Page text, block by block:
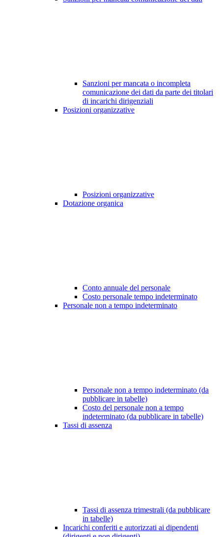
Sanzioni per mancata o incompleta
comunicazione dei dati da parte dei titolari
di incarichi dirigenziali
Posizioni organizzative
Posizioni organizzative
Dotazione organica
Conto annuale del personale
Costo personale tempo indeterminato
Personale non a tempo indeterminato
Personale non a tempo indeterminato (da
pubblicare in tabelle)
Costo del personale non a tempo
indeterminato (da pubblicare in tabelle)
Tassi di assenza
Tassi di assenza trimestrali (da pubblicare
in tabelle)
Incarichi conferiti e autorizzati ai dipendenti